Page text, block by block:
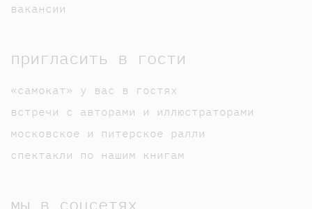
вакансии
пригласить в гости
«самокат» у вас в гостях
встречи с авторами и иллюстраторами
московское и питерское ралли
спектакли по нашим книгам
мы в соцсетях